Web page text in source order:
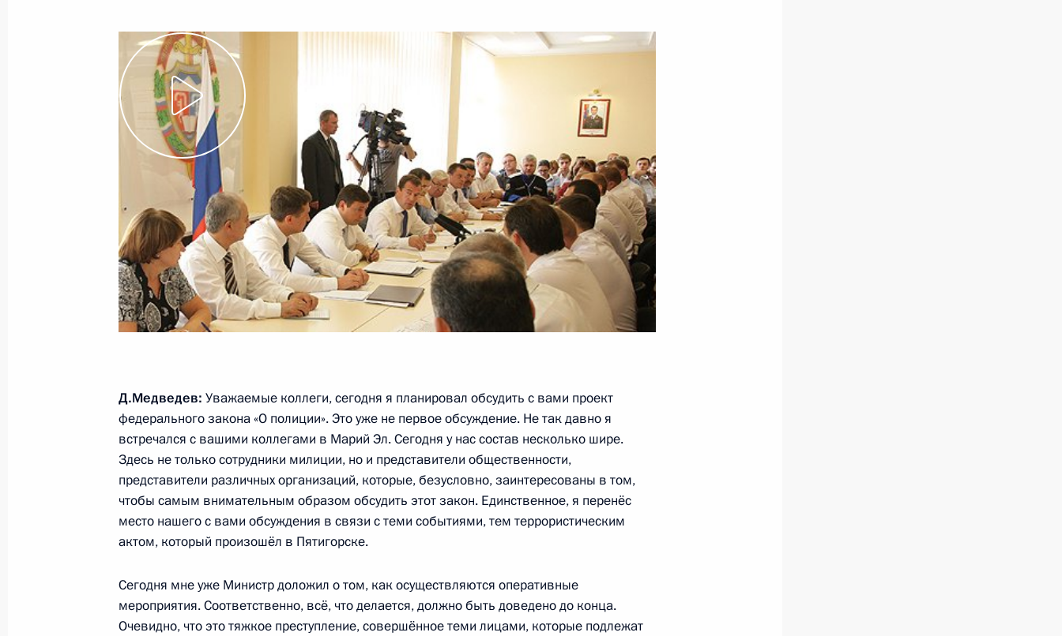
Показать следующие материалы
27 августа 2010 года, пятница
Рослесхоз переводится в прямое подчинение Правительству
27 августа 2010 года, 10:00
26 августа 2010 года, четверг
Строительство дороги через Химкинский лес будет
приостановлено
26 августа 2010 года, 19:40
2м
Рабочая встреча с губернатором Самарской области
Владимиром Артяковым
26 августа 2010 года, 17:20 Сочи
Встреча с Президентом Швейцарии Дорис Лойтхард
26 августа 2010 года, 14:30 Сочи
3
25 августа 2010 года, среда
Д.Медведев: Уважаемые коллеги, сегодня я планировал обсудить с вами проект
федерального закона «О полиции». Это уже не первое обсуждение. Не так давно я
встречался с вашими коллегами в Марий Эл. Сегодня у нас состав несколько шире.
Здесь не только сотрудники милиции, но и представители общественности,
представители различных организаций, которые, безусловно, заинтересованы в том,
чтобы самым внимательным образом обсудить этот закон. Единственное, я перенёс
место нашего с вами обсуждения в связи с теми событиями, тем террористическим
актом, который произошёл в Пятигорске.
Сегодня мне уже Министр доложил о том, как осуществляются оперативные
мероприятия. Соответственно, всё, что делается, должно быть доведено до конца.
Очевидно, что это тяжкое преступление, совершённое теми лицами, которые подлежат